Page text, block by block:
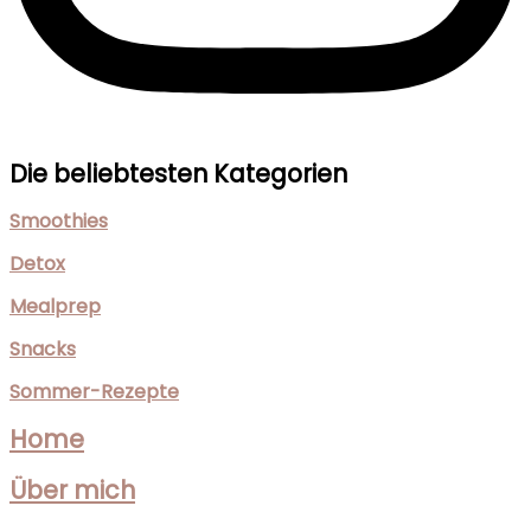
Die beliebtesten Kategorien
Smoothies
Detox
Mealprep
Snacks
Sommer-Rezepte
Home
Über mich